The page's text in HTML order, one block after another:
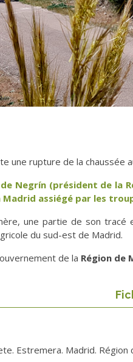
une rupture de la chaussée
Negrín (président de
assiégé par les
une partie de son
du sud-est de Madrid.
de la Région de
Estremera. Madrid. Région